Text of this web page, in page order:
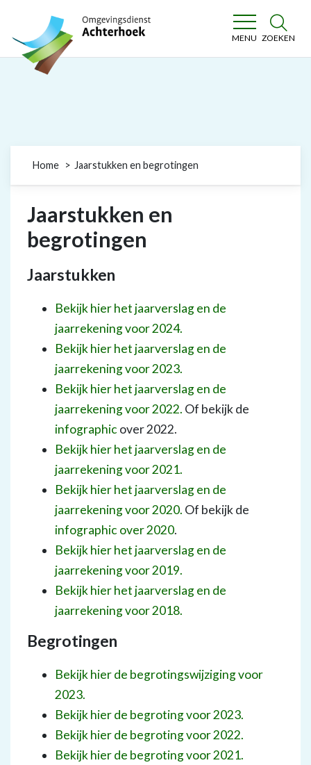
Omgevingsdienst Achterhoek
MENU ZOEKEN
Home Jaarstukken en begrotingen
Jaarstukken en
begrotingen
Jaarstukken
Bekijk hier het jaarverslag en de
jaarrekening voor 2024.
Bekijk hier het jaarverslag en de
jaarrekening voor 2023.
Bekijk hier het jaarverslag en de
jaarrekening voor 2022. Of bekijk de
infographic over 2022.
Bekijk hier het jaarverslag en de
jaarrekening voor 2021.
Bekijk hier het jaarverslag en de
jaarrekening voor 2020. Of bekijk de
infographic over 2020.
Bekijk hier het jaarverslag en de
jaarrekening voor 2019.
Bekijk hier het jaarverslag en de
jaarrekening voor 2018.
Begrotingen
Bekijk hier de begrotingswijziging voor
2023.
Bekijk hier de begroting voor 2023.
Bekijk hier de begroting voor 2022.
Bekijk hier de begroting voor 2021.